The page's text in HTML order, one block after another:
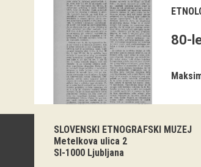
80-
SLOVENSKI ETNOGRAFSKI MUZEJ
Metelkova ulica 2
SI-1000 Ljubljana